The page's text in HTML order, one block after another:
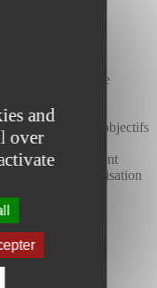
and
over
votre
expertise régionale
pour vos
comprenons vos objectifs
sont
et votre valorisation
projets